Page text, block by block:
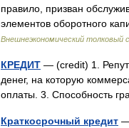
правило, призван
элементов оборотного
Внешнеэкономический толковый
КРЕДИТ — (credit) 1.
денег, на которую
оплаты. 3. Способность
Краткосрочный кредит —